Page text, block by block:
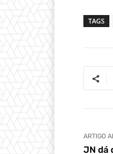
TAGS
ARTIGO
JN dá